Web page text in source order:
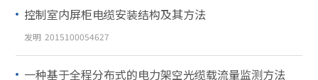
控制室内屏柜电缆安装结构及其方法
发明 2015100054627
一种基于全程分布式的电力架空光缆载流量监测方法